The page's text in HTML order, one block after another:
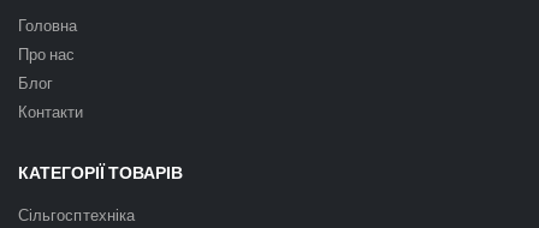
Головна
Про нас
Блог
Контакти
КАТЕГОРІЇ ТОВАРІВ
Сільгосптехніка